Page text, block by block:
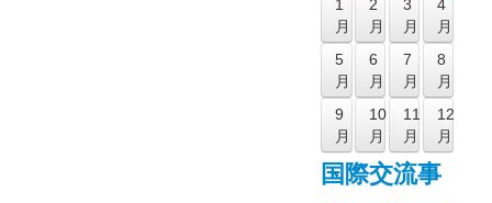
1
月
2
月
3
月
4
月
5
月
6
月
7
月
8
月
9
月
10
月
11
月
12
月
国際交流事